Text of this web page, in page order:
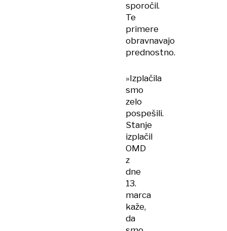
sporočil.
Te
primere
obravnavajo
prednostno.
»Izplačila
smo
zelo
pospešili.
Stanje
izplačil
OMD
z
dne
13.
marca
kaže,
da